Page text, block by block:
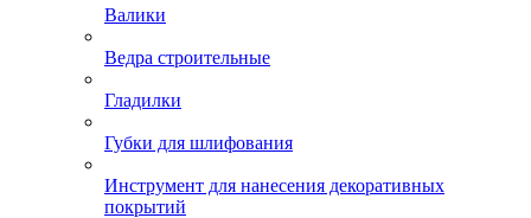
Валики
Ведра строительные
Гладилки
Губки для шлифования
Инструмент для нанесения декоративных
покрытий